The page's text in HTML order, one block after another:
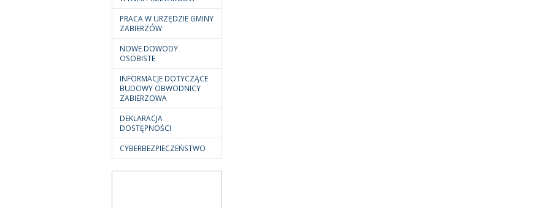
PRACA W URZĘDZIE GMINY
ZABIERZÓW
NOWE DOWODY
OSOBISTE
INFORMACJE DOTYCZĄCE
BUDOWY OBWODNICY
ZABIERZOWA
DEKLARACJA
DOSTĘPNOŚCI
CYBERBEZPIECZEŃSTWO